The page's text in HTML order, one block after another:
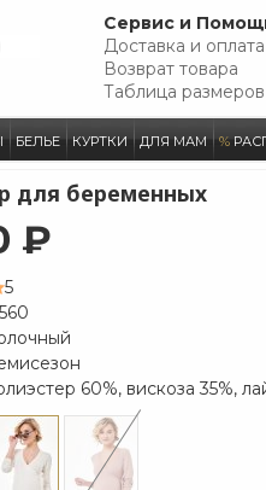
Сервис и
Доставка и оплата
Возврат товара
Таблица размеров
БЕЛЬЕ КУРТКИ ДЛЯ МАМ %
для беременных
₽
5
60%, вискоза 35%,